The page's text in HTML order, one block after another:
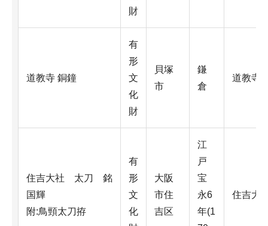
財
道教寺 銅鐘
有
形
文
化
財
貝塚
市
鎌
倉
道教寺
住吉大社 太刀 銘
国輝
附:鳥頸太刀拵
有
形
文
化
大阪
市住
吉区
江
戸
宝
永6
年(1
住吉大